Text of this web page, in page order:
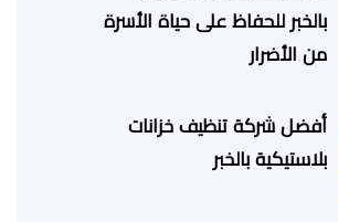
بالخبر للحفاظ على حياة الأسرة
من الأضرار
أفضل شركة تنظيف خزانات
بلاستيكية بالخبر